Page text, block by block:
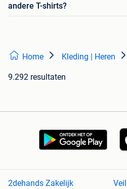
andere T-shirts?
Home Kleding | Heren
9.292 resultaten
2dehands Zakelijk